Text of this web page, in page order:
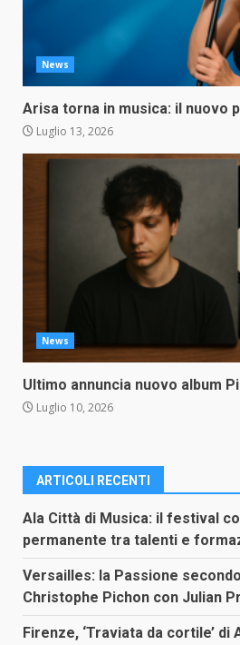
News
Arisa torna in musica: il nuovo
Luglio 13, 2026
News
Ultimo annuncia nuovo album
Luglio 10, 2026
ARTICOLI RECENTI
Ala Città di Musica: il festival
permanente tra talenti e
Versailles: la Passione
Christophe Pichon con Julian
Firenze, ‘Traviata da cortile’ di